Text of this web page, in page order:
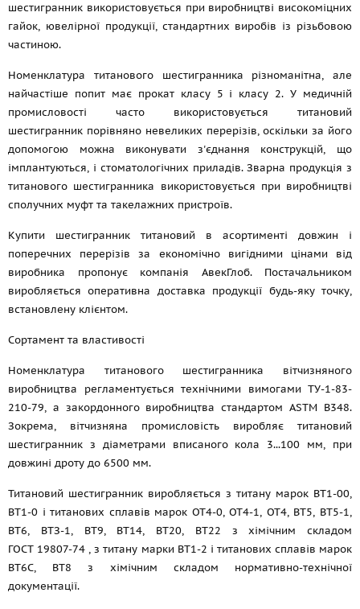
шестигранник використовується при виробництві високоміцних
гайок, ювелірної продукції, стандартних виробів із різьбовою
частиною.
Номенклатура титанового шестигранника різноманітна, але
найчастіше попит має прокат класу 5 і класу 2. У медичній
промисловості часто використовується титановий
шестигранник порівняно невеликих перерізів, оскільки за його
допомогою можна виконувати з'єднання конструкцій, що
імплантуються, і стоматологічних приладів. Зварна продукція з
титанового шестигранника використовується при виробництві
сполучних муфт та такелажних пристроїв.
Купити шестигранник титановий в асортименті довжин і
поперечних перерізів за економічно вигідними цінами від
виробника пропонує компанія АвекГлоб. Постачальником
виробляється оперативна доставка продукції будь-яку точку,
встановлену клієнтом.
Сортамент та властивості
Номенклатура титанового шестигранника вітчизняного
виробництва регламентується технічними вимогами ТУ-1-83-
210-79, а закордонного виробництва стандартом ASTM B348.
Зокрема, вітчизняна промисловість виробляє титановий
шестигранник з діаметрами вписаного кола 3...100 мм, при
довжині дроту до 6500 мм.
Титановий шестигранник виробляється з титану марок ВТ1-00,
ВТ1-0 і титанових сплавів марок ОТ4-0, ОТ4-1, ОТ4, ВТ5, ВТ5-1,
ВТ6, ВТЗ-1, ВТ9, ВТ14, ВТ20, ВТ22 з хімічним складом
ГОСТ 19807-74 , з титану марки ВТ1-2 і титанових сплавів марок
ВТ6С, ВТ8 з хімічним складом нормативно-технічної
документації.